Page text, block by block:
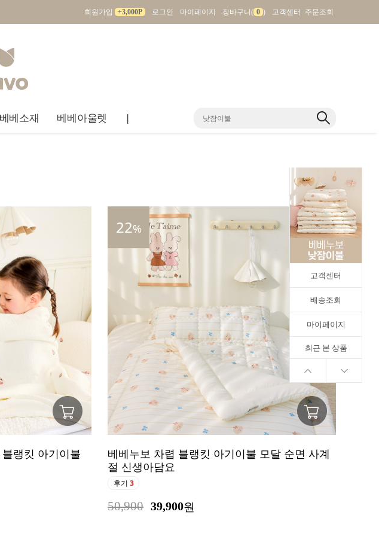
회원가입 +3,000P 로그인 마이페이지 장바구니( 0 ) 고객센터 주문조회
베베소재 베베아울렛 |
고객센터
배송조회
마이페이지
최근 본 상품
랭킷 아기이불
22%
베베누보 차렵 블랭킷 아기이불 모달 순면 사계
절 신생아담요
후기 3
50,900 39,900원